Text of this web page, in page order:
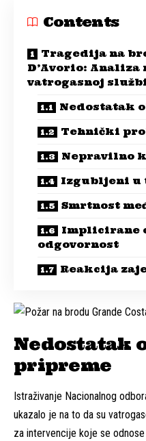
Contents
Tragedija na
D’Avorio: Analiza
vatrogasnoj
Nedostatak
Tehnički
Nepravilno
Izgubljeni u
Smrtnost
Implicirane
odgovornost
Reakcija
Nedostatak
pripreme
Istraživanje Nacionalnog
ukazalo je na to da su
za intervencije koje se